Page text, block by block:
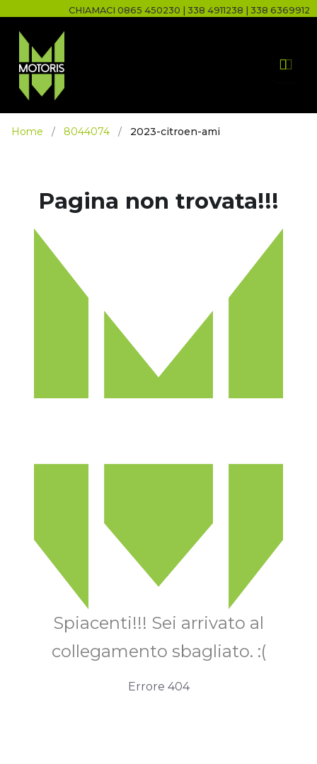
CHIAMACI 0865 450230 338 4911238 338 6369912
Home / 8044074 / 2023-citroen-ami
Pagina non trovata!!!
Spiacenti!!! Sei arrivato al
collegamento sbagliato. :(
Errore 404